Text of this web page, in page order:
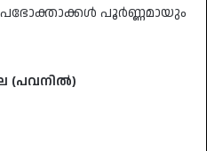
ഉപഭോക്താക്കൾ പൂർണ്ണമായും
(പവനിൽ)